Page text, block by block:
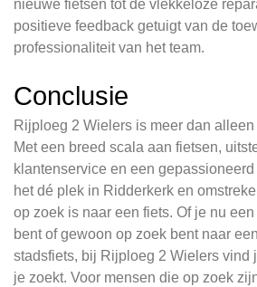
nieuwe fietsen tot de vlekkeloze
positieve feedback getuigt van de
professionaliteit van het team.
Conclusie
Rijploeg 2 Wielers is meer dan
Met een breed scala aan fietsen,
klantenservice en een
het dé plek in Ridderkerk en
op zoek is naar een fiets. Of je nu
bent of gewoon op zoek bent naar
stadsfiets, bij Rijploeg 2 Wielers vind
je zoekt. Voor mensen die op zoek